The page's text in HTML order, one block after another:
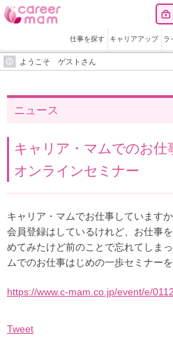
仕事を探す キャリアアップ ラ
ようこそ ゲストさん
ニュース
キャリア・マムでのお
オンラインセミナー
キャリア・マムでお仕事していますか
会員登録はしているけれど、お仕事
めてみたけど前のことで忘れてしま
ムでのお仕事はじめの一歩セミナー
https://www.c-mam.co.jp/event/e/
Tweet